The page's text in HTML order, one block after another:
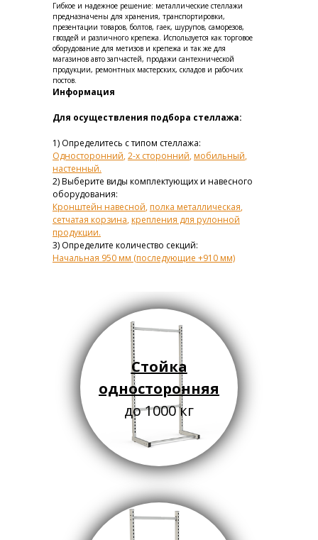
Гибкое и надежное решение: металлические стеллажи
предназначены для хранения, транспортировки,
презентации товаров, болтов, гаек, шурупов, саморезов,
гвоздей и различного крепежа. Используется как торговое
оборудование для метизов и крепежа и так же для
магазинов авто запчастей, продажи сантехнической
продукции, ремонтных мастерских, складов и рабочих
постов.
Информация
Для осуществления подбора стеллажа:
1) Определитесь с типом стеллажа:
Односторонний,2-х сторонний, мобильный,
настенный.
2) Выберите виды комплектующих и навесного
оборудования:
Кронштейн навесной, полка металлическая,
сетчатая корзина, крепления для рулонной
продукции.
3) Определите количество секций:
Начальная 950 мм (последующие +910 мм)
Стойка
односторонняя
до 1000 кг